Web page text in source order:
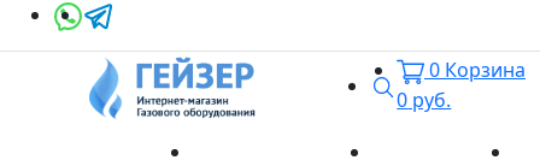
Поиск
0 Корзина
0 руб.